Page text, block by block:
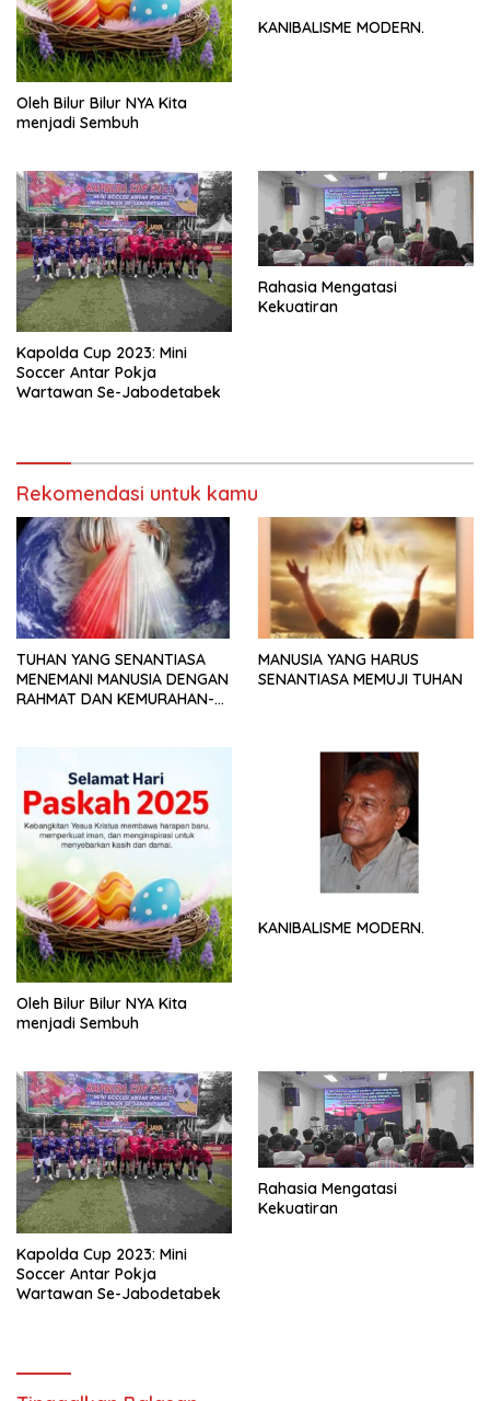
Oleh Bilur Bilur NYA Kita
menjadi Sembuh
KANIBALISME MODERN.
Kapolda Cup 2023: Mini
Soccer Antar Pokja
Wartawan Se-Jabodetabek
Rahasia Mengatasi
Kekuatiran
Rekomendasi untuk kamu
TUHAN YANG SENANTIASA
MENEMANI MANUSIA DENGAN
RAHMAT DAN KEMURAHAN-
MANUSIA YANG HARUS
SENANTIASA MEMUJI TUHAN
Oleh Bilur Bilur NYA Kita
menjadi Sembuh
KANIBALISME MODERN.
Kapolda Cup 2023: Mini
Soccer Antar Pokja
Wartawan Se-Jabodetabek
Rahasia Mengatasi
Kekuatiran